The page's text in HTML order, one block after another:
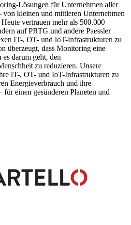
Lösungen für Unternehmen aller
von kleinen und mittleren Unternehmen
vertrauen mehr als 500.000
auf PRTG und andere Paessler
IT-, OT- und IoT-Infrastrukturen zu
überzeugt, dass Monitoring eine
darum geht, den
zu reduzieren. Unsere
IT-, OT- und IoT-Infrastrukturen zu
Energieverbrauch und ihre
für einen gesünderen Planeten und